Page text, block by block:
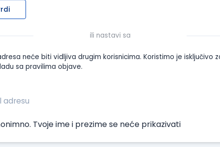
ili nastavi sa
neće biti vidljiva drugim korisnicima. Koristimo je isključivo
sa pravilima objave.
Tvoje ime i prezime se neće prikazivati